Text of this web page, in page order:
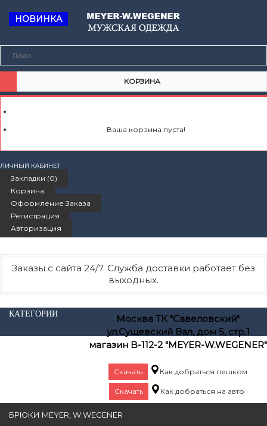
КОРЗИНА
Ваша корзина пуста!
ЛИЧНЫЙ КАБИНЕТ
Закладки (0)
Корзина
Оформление Заказа
Регистрация
Авторизация
Заказы с сайта 24/7. Служба доставки работает без
выходных.
Москва ТК "Савеловский"
ул.Сущевский Вал, дом 5, стр.1
магазин B-112-2 "MEYER-W.WEGENER"
Скачать Как добраться пешком
Скачать Как добраться на авто
КАТЕГОРИИ
БРЮКИ MEYER, W.WEGENER
НОВИНКА